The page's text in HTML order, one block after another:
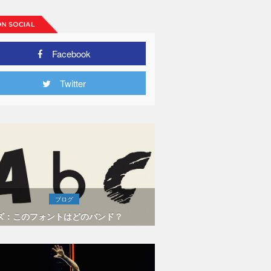
Facebook
Twitter
ブログ
：このフォントはどのバンド？